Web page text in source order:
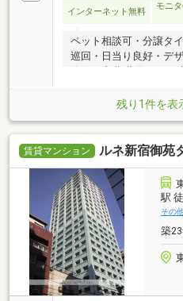
インターネット無料
モニ
ペット相談可・分譲タ
巡回・日当り良好・デ
残り1件を表
賃貸マンション ルネ新宿御苑
駅
その
築